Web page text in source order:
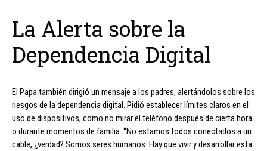
La Alerta sobre la
Dependencia Digital
El Papa también dirigió un mensaje a los padres, alertándolos sobre los
riesgos de la dependencia digital. Pidió establecer límites claros en el
uso de dispositivos, como no mirar el teléfono después de cierta hora
o durante momentos de familia. “No estamos todos conectados a un
cable, ¿verdad? Somos seres humanos. Hay que vivir y desarrollar esta